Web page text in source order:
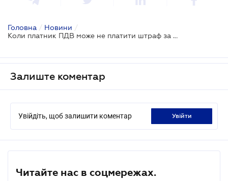
Головна / Новини /
Коли платник ПДВ може не платити штраф за прострочення реєстрації накладних
Залиште коментар
Увійдіть, щоб залишити коментар увійти
Читайте нас в соцмережах.